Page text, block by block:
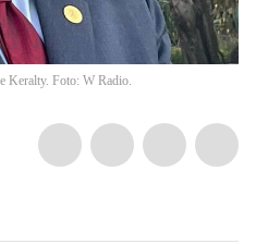
Keralty. Foto: W Radio.